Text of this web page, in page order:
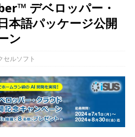
デベロッパー・
本語パッケージ公開
ン
セルソフト